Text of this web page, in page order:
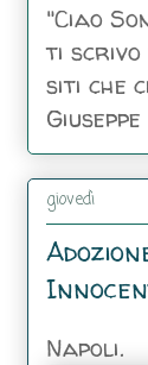
"Ciao
ti scrivo
siti che
giovedì
Napoli.